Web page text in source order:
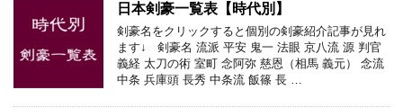
日本剣豪一覧表【時代別】
剣豪名をクリックすると個別の剣豪紹介記事が見れ
ます↓ 剣豪名 流派 平安 鬼一 法眼 京八流 源 判官
義経 太刀の術 室町 念阿弥 慈恩（相馬 義元） 念流
中条 兵庫頭 長秀 中条流 飯篠 長 …